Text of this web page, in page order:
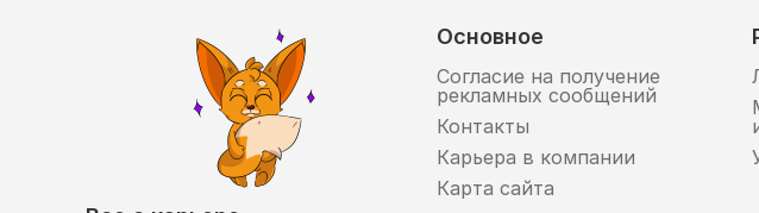
Основное
Согласие на получение
рекламных сообщений
Контакты
Карьера в компании
Карта сайта